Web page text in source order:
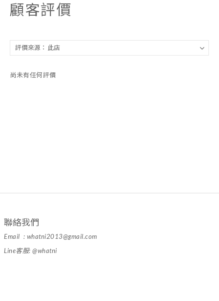
顧客評價
尚未有任何評價
聯絡我們
Email : whatni2013@gmail.com
Line客服: @whatni